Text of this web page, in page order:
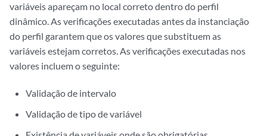
variáveis apareçam no local correto dentro do perfil
dinâmico. As verificações executadas antes da instanciação
do perfil garantem que os valores que substituem as
variáveis estejam corretos. As verificações executadas nos
valores incluem o seguinte:
Validação de intervalo
Validação de tipo de variável